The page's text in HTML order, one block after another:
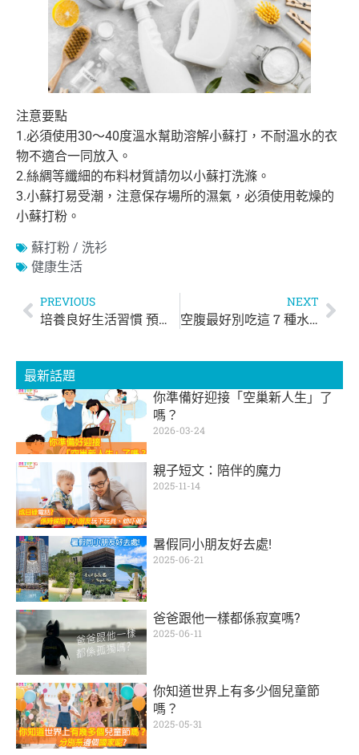
注意要點
1.必須使用30～40度溫水幫助溶解小蘇打，不耐溫水的衣
物不適合一同放入。
2.絲綢等纖細的布料材質請勿以小蘇打洗滌。
3.小蘇打易受潮，注意保存場所的濕氣，必須使用乾燥的
小蘇打粉。
蘇打粉 / 洗衫
健康生活
PREVIOUS
培養良好生活習慣 預防兒童二型糖尿病 │ 慈慧幼苗
NEXT
空腹最好別吃這 7 種水果！有眩暈症病史更要注意
最新話題
你準備好迎接「空巢新人生」了
嗎？
2026-03-24
親子短文：陪伴的魔力
2025-11-14
暑假同小朋友好去處!
2025-06-21
爸爸跟他一樣都係寂寞嗎?
2025-06-11
你知道世界上有多少個兒童節
嗎？
2025-05-31